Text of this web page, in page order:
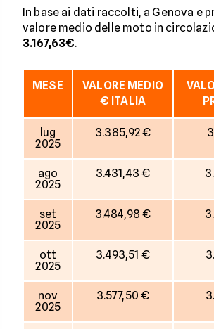
In base ai dati raccolti, a Genova e
valore medio delle moto in
3.167,63€.
MESE
VALORE MEDIO
€ ITALIA
lug
2025
3.385,92 €
ago
2025
3.431,43 €
set
2025
3.484,98 €
ott
2025
3.493,51 €
nov
2025
3.577,50 €